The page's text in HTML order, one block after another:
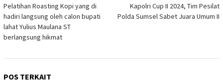
pos
Pelatihan Roasting Kopi yang di
hadiri langsung oleh calon bupati
lahat Yulius Maulana ST
berlangsung hikmat
Kapolri Cup II 2024, Tim Pesilat
Polda Sumsel Sabet Juara Umum II
POS TERKAIT